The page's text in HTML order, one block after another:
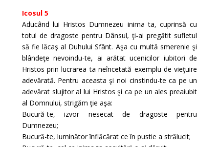
Icosul 5
Aducând lui Hristos Dumnezeu inima ta, cuprinsă cu
totul de dragoste pentru Dânsul, ţi-ai pregătit sufletul
să fie lăcaş al Duhului Sfânt. Aşa cu multă smerenie şi
blândeţe nevoindu-te, ai arătat ucenicilor iubitori de
Hristos prin lucrarea ta neîncetată exemplu de vieţuire
adevărată. Pentru aceasta şi noi cinstindu-te ca pe un
adevărat slujitor al lui Hristos şi ca pe un ales preaiubit
al Domnului, strigăm ţie aşa:
Bucură-te, izvor nesecat de dragoste pentru
Dumnezeu;
Bucură-te, luminător înflăcărat ce în pustie a strălucit;